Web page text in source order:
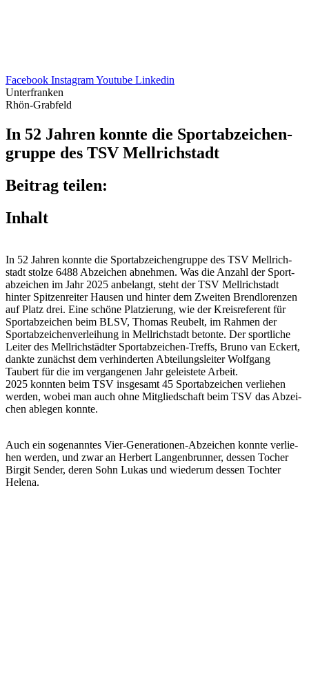
Facebook InstagramYoutube Linkedin
Unterfranken
Rhön-Grabfeld
In 52 Jahren konnte die Sport­ab­zei­chen­
gruppe des TSV Mellrichstadt
Beitrag teilen:
Inhalt
In 52 Jahren konnte die Sport­ab­zei­chen­gruppe des TSV Mell­rich­
stadt stolze 6488 Abzei­chen abneh­men. Was die Anzahl der Sport­
ab­zei­chen im Jahr 2025 anbe­langt, steht der TSV Mell­rich­stadt
hinter Spit­zen­rei­ter Hausen und hinter dem Zwei­ten Brend­lo­ren­zen
auf Platz drei. Eine schöne Plat­zie­rung, wie der Kreis­re­fe­rent für
Sport­ab­zei­chen beim BLSV, Thomas Reubelt, im Rahmen der
Sport­ab­zei­chen­ver­lei­hung in Mell­rich­stadt betonte. Der sport­li­che
Leiter des Mell­rich­städ­ter Sport­ab­zei­chen-Treffs, Bruno van Eckert,
dankte zunächst dem verhin­der­ten Abtei­lungs­lei­ter Wolf­gang
Taubert für die im vergan­ge­nen Jahr geleis­tete Arbeit.
2025 konn­ten beim TSV insge­samt 45 Sport­ab­zei­chen verlie­hen
werden, wobei man auch ohne Mitglied­schaft beim TSV das Abzei­
chen able­gen konnte.
Auch ein soge­nann­tes Vier-Gene­ra­tio­nen-Abzei­chen konnte verlie­
hen werden, und zwar an Herbert Langen­brun­ner, dessen Tocher
Birgit Sender, deren Sohn Lukas und wiederum dessen Toch­ter
Helena.